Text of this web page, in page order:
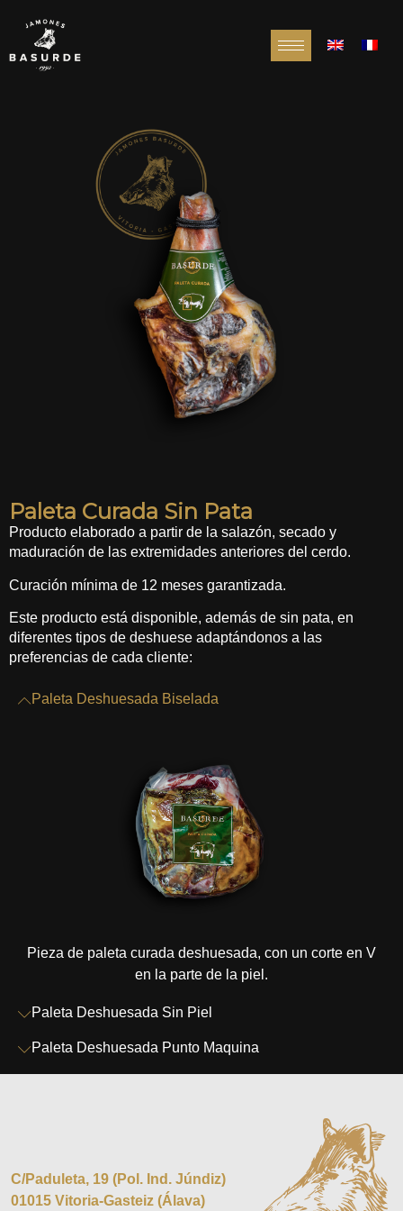
Paleta Curada Sin Pata
Producto elaborado a partir de la salazón, secado y
maduración de las extremidades anteriores del cerdo.
Curación mínima de 12 meses garantizada.
Este producto está disponible, además de sin pata, en
diferentes tipos de deshuese adaptándonos a las
preferencias de cada cliente:
Paleta Deshuesada Biselada
Pieza de paleta curada deshuesada, con un corte en V
en la parte de la piel.
Paleta Deshuesada Sin Piel
Paleta Deshuesada Punto Maquina
C/Paduleta, 19 (Pol. Ind. Júndiz)
01015 Vitoria-Gasteiz (Álava)